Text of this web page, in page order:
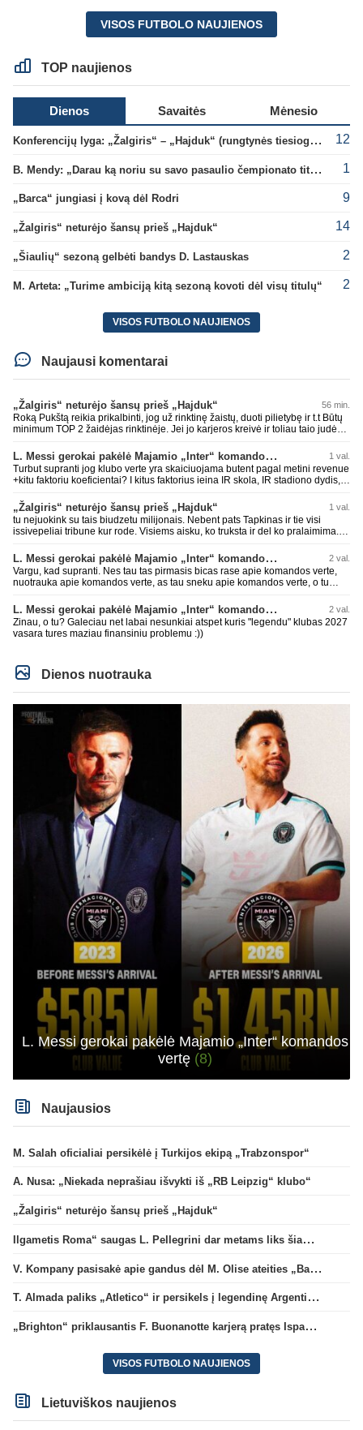
VISOS FUTBOLO NAUJIENOS
TOP naujienos
Dienos Savaitės Mėnesio
Konferencijų lyga: „Žalgiris“ – „Hajduk“ (rungtynės tiesiogiai) 12
B. Mendy: „Darau ką noriu su savo pasaulio čempionato titulu“ 1
„Barca“ jungiasi į kovą dėl Rodri 9
„Žalgiris“ neturėjo šansų prieš „Hajduk“ 14
„Šiaulių“ sezoną gelbėti bandys D. Lastauskas 2
M. Arteta: „Turime ambiciją kitą sezoną kovoti dėl visų titulų“ 2
VISOS FUTBOLO NAUJIENOS
Naujausi komentarai
„Žalgiris“ neturėjo šansų prieš „Hajduk“ 56 min.
Roką Pukštą reikia prikalbinti, jog už rinktinę žaistų, duoti pilietybę ir t.t Būtų
minimum TOP 2 žaidėjas rinktinėje. Jei jo karjeros kreivė ir toliau taio judės,
L. Messi gerokai pakėlė Majamio „Inter“ komandos vertę 1 val.
Turbut supranti jog klubo verte yra skaiciuojama butent pagal metini revenue
+kitu faktoriu koeficientai? I kitus faktorius ieina IR skola, IR stadiono dydis,
puikiausiai sugeneravo rekordini 1.1B revenue, kas stipriai prisidejo prie
milzinisko klubo vertes suoli siemet. Be to, tie 200 pamineti cia yra visiskai
on-point, jeigu jau musu mylimas D. prasneko apie klubo vertes kelima, arba
CR atveju - numusima.
„Žalgiris“ neturėjo šansų prieš „Hajduk“ 1 val.
tu nejuokink su tais biudzetu milijonais. Nebent pats Tapkinas ir tie visi
issivepeliai tribune kur rode. Visiems aisku, ko truksta ir del ko pralaimima.
ziniasklaidos, kuri isanalizuoti po pirsteli, ko kam truksta, tai nei kalnietis nei
kasperunas nesusigaudys. Aciu, mercys, lauksim wilno grietineles
besivaipanciu itamet Konfu lygoje 20 tukst. stadione...jei makleriui tapinui
neatsibos sitas projektas
L. Messi gerokai pakėlė Majamio „Inter“ komandos vertę 2 val.
Vargu, kad supranti. Nes tau tas pirmasis bicas rase apie komandos verte,
nuotrauka apie komandos verte, as tau sneku apie komandos verte, o tu
pasaulyje pagal tai, bet uzima antra vieta po Realo pagal klubine verte
pasaulyje. Tokios ten ir finansines problemos pas ta Al Nassr kai PIF vienu
rankos mostu galetu viska nubraukti jeigu noretu. Siaip tas PIF savo
priziurimus klubus galetu arabuose griezciau kontroliuoti nes rinka nesveikai
L. Messi gerokai pakėlė Majamio „Inter“ komandos vertę 2 val.
Zinau, o tu? Galeciau net labai nesunkiai atspet kuris "legendu" klubas 2027
vasara tures maziau finansiniu problemu :))
Dienos nuotrauka
L. Messi gerokai pakėlė Majamio „Inter“ komandos
vertę (8)
Naujausios
M. Salah oficialiai persikėlė į Turkijos ekipą „Trabzonspor“
A. Nusa: „Niekada neprašiau išvykti iš „RB Leipzig“ klubo“
„Žalgiris“ neturėjo šansų prieš „Hajduk“
Ilgametis Roma“ saugas L. Pellegrini dar metams liks šiame klube
V. Kompany pasisakė apie gandus dėl M. Olise ateities „Bayern“ gretose
T. Almada paliks „Atletico“ ir persikels į legendinę Argentinos ekipą
„Brighton“ priklausantis F. Buonanotte karjerą pratęs Ispanijoje
VISOS FUTBOLO NAUJIENOS
Lietuviškos naujienos